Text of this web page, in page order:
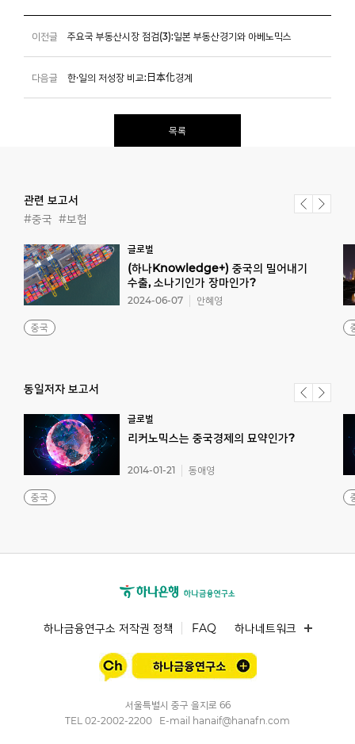
이전글 주요국 부동산시장 점검(3):일본 부동산경기와 아베노믹스
다음글 한·일의 저성장 비교:日本化경계
목록
관련 보고서
#중국 #보험
글로벌
(하나Knowledge+) 중국의 밀어내기
수출, 소나기인가 장마인가?
중국
2024-06-07 안혜영
동일저자 보고서
글로벌
리커노믹스는 중국경제의 묘약인가?
중국
2014-01-21 동애영
하나금융연구소 저작권 정책 FAQ 하나네트워크
서울특별시 중구 을지로 66
TEL 02-2002-2200 E-mail hanaif@hanafn.com